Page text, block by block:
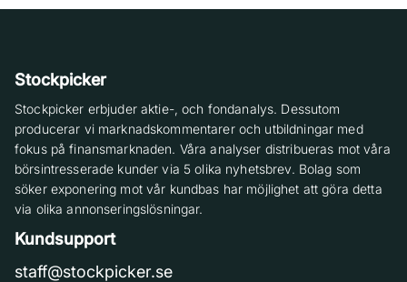
Stockpicker
Stockpicker erbjuder aktie-, och fondanalys. Dessutom
producerar vi marknadskommentarer och utbildningar med
fokus på finansmarknaden. Våra analyser distribueras mot våra
börsintresserade kunder via 5 olika nyhetsbrev. Bolag som
söker exponering mot vår kundbas har möjlighet att göra detta
via olika annonseringslösningar.
Kundsupport
staff@stockpicker.se